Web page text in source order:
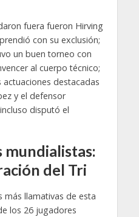
fuera fueron Hirving
con su exclusión;
un buen torneo con
al cuerpo técnico;
destacadas
y el defensor
disputó el
del Tri
más llamativas de esta
los 26 jugadores